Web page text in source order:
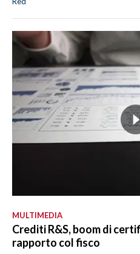
MULTIMEDIA
Crediti R&S, boom di
rapporto col fisco